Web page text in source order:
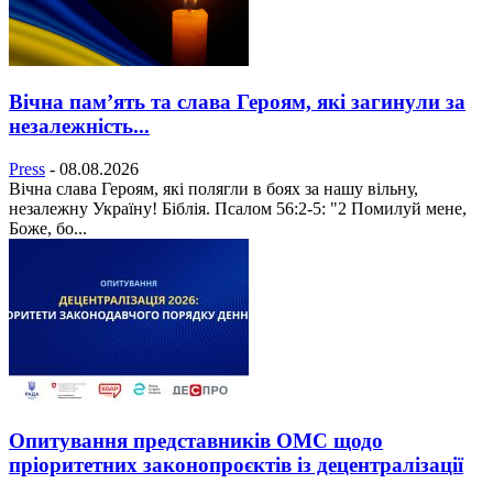
Вічна пам’ять та слава Героям, які загинули за
незалежність...
Press - 08.08.2026
Вічна слава Героям, які полягли в боях за нашу вільну,
незалежну Україну! Біблія. Псалом 56:2-5: "2 Помилуй мене,
Боже, бо...
Опитування представників ОМС щодо
пріоритетних законопроєктів із децентралізації